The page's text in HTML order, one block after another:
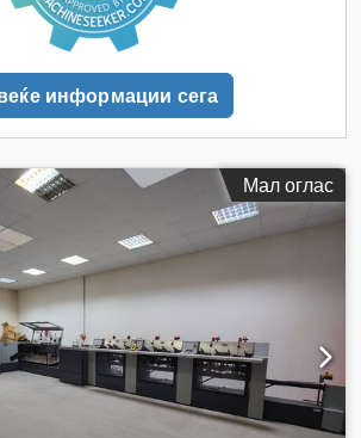
информации сега
Мал оглас